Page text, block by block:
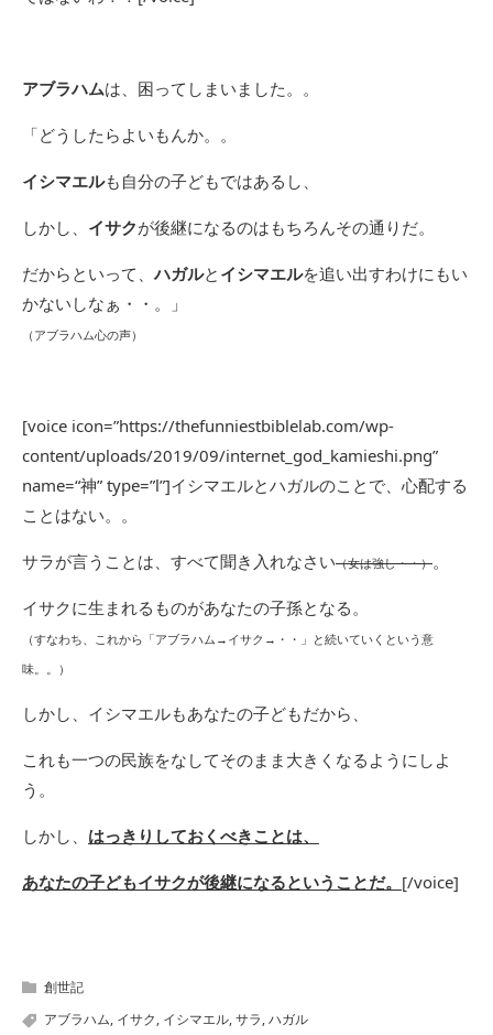
アブラハムは、困ってしまいました。。
「どうしたらよいもんか。。
イシマエルも自分の子どもではあるし、
しかし、 イサクが後継になるのはもちろんその通りだ。
だからといって、ハガルと イシマエルを追い出すわけにもい
かないしなぁ・・。」
（アブラハム心の声）
[voice icon=”https://thefunniestbiblelab.com/wp-
content/uploads/2019/09/internet_god_kamieshi.png”
name=“神” type=”l”]イシマエルとハガルのことで、心配する
ことはない。。
サラが言うことは、すべて聞き入れなさい（女は強し・・）。
イサクに生まれるものがあなたの子孫となる。
（すなわち、これから「アブラハム→イサク→・・」と続いていくという意
味。。）
しかし、イシマエルもあなたの子どもだから、
これも一つの民族をなしてそのまま大きくなるようにしよ
う。
しかし、 はっきりしておくべきことは、
あなたの子どもイサクが後継になるということだ。 [/voice]
創世記
アブラハム, イサク, イシマエル,サラ,ハガル